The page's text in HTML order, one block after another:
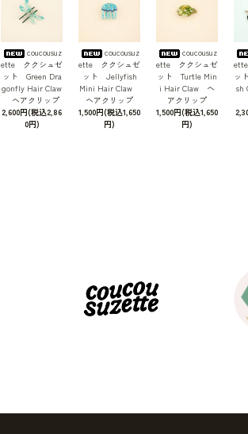
coucousuz
ette ククシュゼ
ット Green Dra
gonfly Hair Claw
ヘアクリップ
2,600円(税込2,86
0円)
coucousuz
ette ククシュゼ
ット Jellyfish
Mini Hair Claw
ヘアクリップ
1,500円(税込1,650
円)
coucousuz
ette ククシュゼ
ット Turtle Min
i Hair Claw ヘ
アクリップ
1,500円(税込1,650
円)
ッ
sh